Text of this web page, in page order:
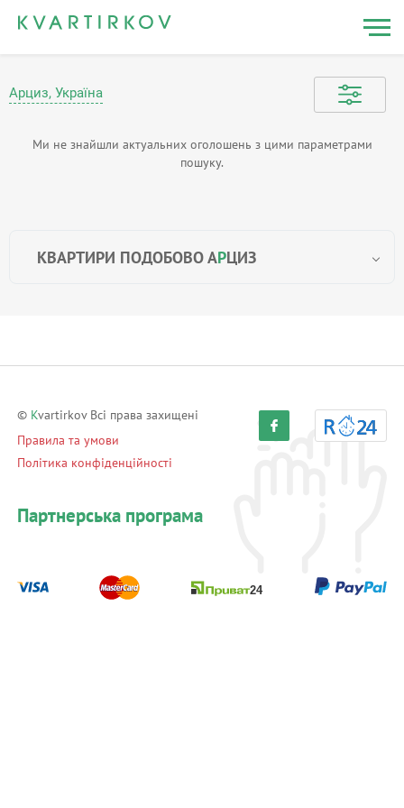
Арциз, Україна
КВАРТИРИ ПОДОБОВО АРЦИЗ
Ми не знайшли актуальних оголошень з цими параметрами
пошуку.
© Kvartirkov Всі права захищені
Правила та умови
Політика конфіденційності
Партнерська програма